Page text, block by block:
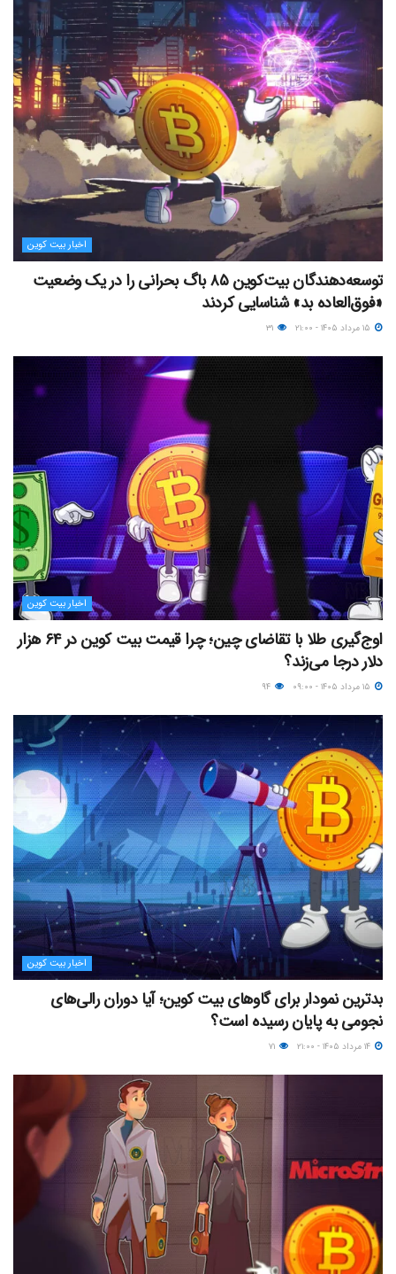
اخبار بیت کوین
توسعه‌دهندگان بیت‌کوین ۸۵ باگ بحرانی را در یک وضعیت
«فوق‌العاده بد» شناسایی کردند
اخبار بیت کوین
اوج‌گیری طلا با تقاضای چین؛ چرا قیمت بیت کوین در ۶۴ هزار
دلار درجا می‌زند؟
اخبار بیت کوین
بدترین نمودار برای گاوهای بیت کوین؛ آیا دوران رالی‌های
نجومی به پایان رسیده است؟